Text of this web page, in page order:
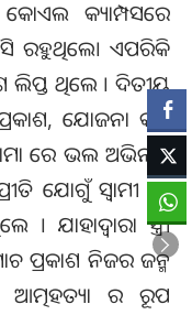
କ୍ୟାମ୍ପସରେ
ରହୁଥିଲେ। ଏପରିକି
ଲିପ୍ତ ଥିଲେ । ଦିତୀୟ
ଯୋଜନା କରି
ରେ ଭଲ ଅଭିନୟ
ଯୋଗୁଁ ସ୍ବାମୀ ସ୍ତ୍ରୀ
ଯାହାଦ୍ବାରା ସ୍ତ୍ରୀ
ପ୍ରକାଶ ନିଜର ଜନ୍ମ
ର ରୂପ